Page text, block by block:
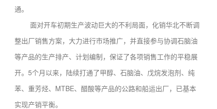
通。
面对开车初期生产波动巨大的不利局面，化销华北不断调
整出厂销售方案，大力进行市场推广，并直接参与协调石脑油
等产品的生产排产、计划编制，保证了各项销售工作的平稳展
开。5个月以来，陆续打通了甲醇、石脑油、戊烷发泡剂、纯
苯、重芳烃、MTBE、醋酸等产品的公路和船运出厂，已基本
实现产销平衡。